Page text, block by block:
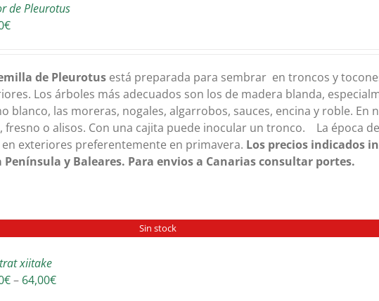
de Pleurotus
€
de Pleurotus está preparada para sembrar en troncos y
Los árboles más adecuados son los de madera blanda,
blanco, las moreras, nogales, algarrobos, sauces, encina y roble. En
fresno o alisos. Con una cajita puede inocular un tronco. La época
en exteriores preferentemente en primavera. Los precios indicados
Península y Baleares. Para envios a Canarias consultar portes.
Sin stock
xiitake
€– 64,00€Interval